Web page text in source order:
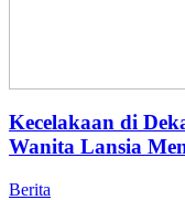
Kecelakaan di
Wanita Lansia
Berita